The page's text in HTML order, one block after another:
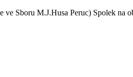
Sboru M.J.Husa Peruc) Spolek na